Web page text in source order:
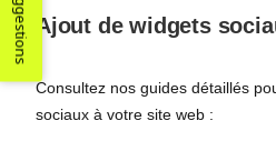
Ajout de widgets
Consultez nos guides détaillés
sociaux à votre site web :
Suggestions